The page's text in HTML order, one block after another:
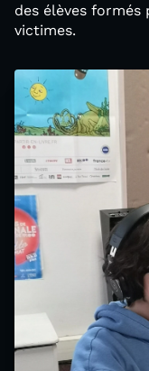
des élèves
victimes.